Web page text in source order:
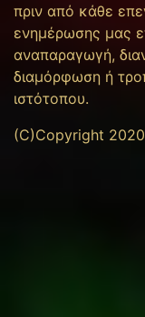
πριν από κάθε
ενημέρωσης μας
αναπαραγωγή,
διαμόρφωση ή
ιστότοπου.
(C)Copyright